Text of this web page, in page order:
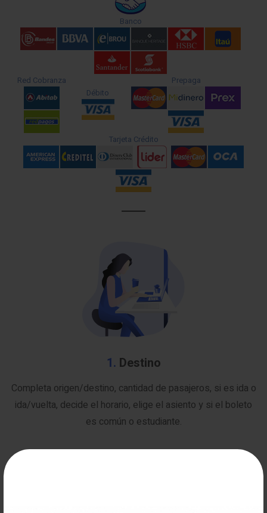
Banco
Red Cobranza
Débito
Prepaga
Tarjeta Crédito
1. Destino
Completa origen/destino, cantidad de pasajeros, si es ida o
ida/vuelta, decide el horario, elige el asiento y si el boleto
es común o estudiante.